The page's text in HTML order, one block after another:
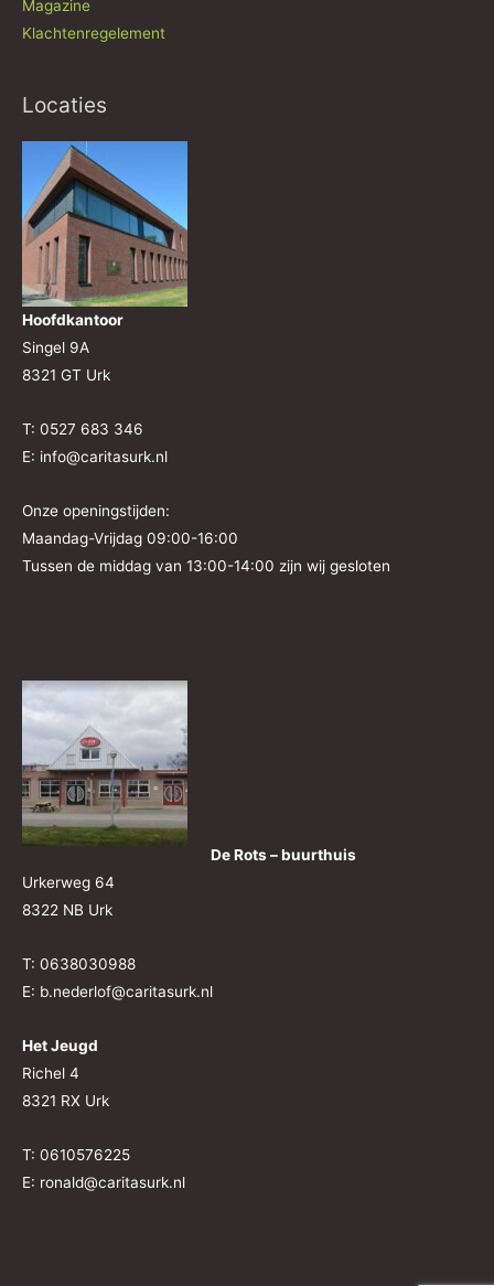
Magazine
Klachtenregelement
Locaties
Hoofdkantoor
Singel 9A
8321 GT Urk
T: 0527 683 346
E: info@caritasurk.nl
Onze openingstijden:
Maandag-Vrijdag 09:00-16:00
Tussen de middag van 13:00-14:00 zijn wij gesloten
De Rots – buurthuis
Urkerweg 64
8322 NB Urk
T: 0638030988
E: b.nederlof@caritasurk.nl
Het Jeugd
Richel 4
8321 RX Urk
T: 0610576225
E: ronald@caritasurk.nl